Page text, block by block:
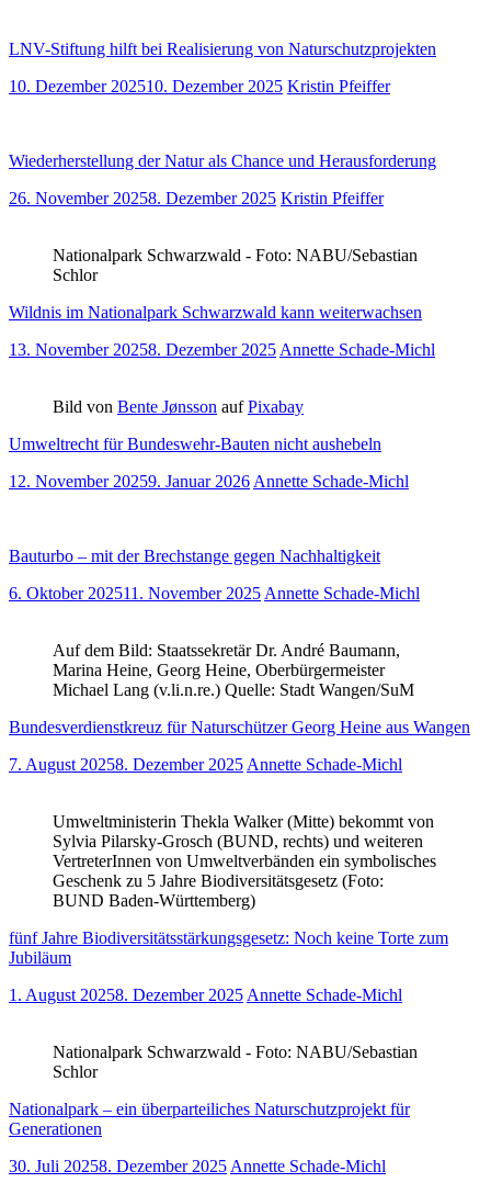
LNV-Stiftung hilft bei Realisierung von Naturschutzprojekten
10. Dezember 202510. Dezember 2025 Kristin Pfeiffer
Wiederherstellung der Natur als Chance und Herausforderung
26. November 20258. Dezember 2025 Kristin Pfeiffer
Nationalpark Schwarzwald - Foto: NABU/Sebastian
Schlor
Wildnis im Nationalpark Schwarzwald kann weiterwachsen
13. November 20258. Dezember 2025 Annette Schade-Michl
Bild von Bente Jønsson aufPixabay
Umweltrecht für Bundeswehr-Bauten nicht aushebeln
12. November 20259. Januar 2026 Annette Schade-Michl
Bauturbo – mit der Brechstange gegen Nachhaltigkeit
6. Oktober 202511. November 2025 Annette Schade-Michl
Auf dem Bild: Staatssekretär Dr. André Baumann,
Marina Heine, Georg Heine, Oberbürgermeister
Michael Lang (v.li.n.re.) Quelle: Stadt Wangen/SuM
Bundesverdienstkreuz für Naturschützer Georg Heine aus Wangen
7. August 20258. Dezember 2025 Annette Schade-Michl
Umweltministerin Thekla Walker (Mitte) bekommt von
Sylvia Pilarsky-Grosch (BUND, rechts) und weiteren
VertreterInnen von Umweltverbänden ein symbolisches
Geschenk zu 5 Jahre Biodiversitätsgesetz (Foto:
BUND Baden-Württemberg)
fünf Jahre Biodiversitätsstärkungsgesetz: Noch keine Torte zum
Jubiläum
1. August 20258. Dezember 2025 Annette Schade-Michl
Nationalpark Schwarzwald - Foto: NABU/Sebastian
Schlor
Nationalpark – ein überparteiliches Naturschutzprojekt für
Generationen
30. Juli 20258. Dezember 2025 Annette Schade-Michl